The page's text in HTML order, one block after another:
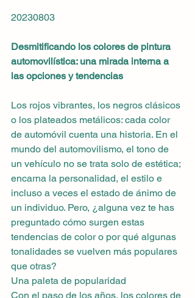
20230803
Desmitificando los colores de pintura
automovilística: una mirada interna a
las opciones y tendencias
Los rojos vibrantes, los negros clásicos
o los plateados metálicos: cada color
de automóvil cuenta una historia. En el
mundo del automovilismo, el tono de
un vehículo no se trata solo de estética;
encarna la personalidad, el estilo e
incluso a veces el estado de ánimo de
un individuo. Pero, ¿alguna vez te has
preguntado cómo surgen estas
tendencias de color o por qué algunas
tonalidades se vuelven más populares
que otras?
Una paleta de popularidad
Con el paso de los años, los colores de